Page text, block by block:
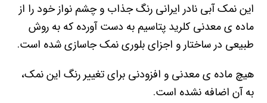
این نمک آبی نادر ایرانی رنگ جذاب و چشم نواز خود را از
ماده ی معدنی کلرید پتاسیم به دست آورده که به روش
طبیعی در ساختار و اجزای بلوری نمک جاسازی شده است.
هیچ ماده ی معدنی و افزودنی برای تغییر رنگ این نمک،
به آن اضافه نشده است.